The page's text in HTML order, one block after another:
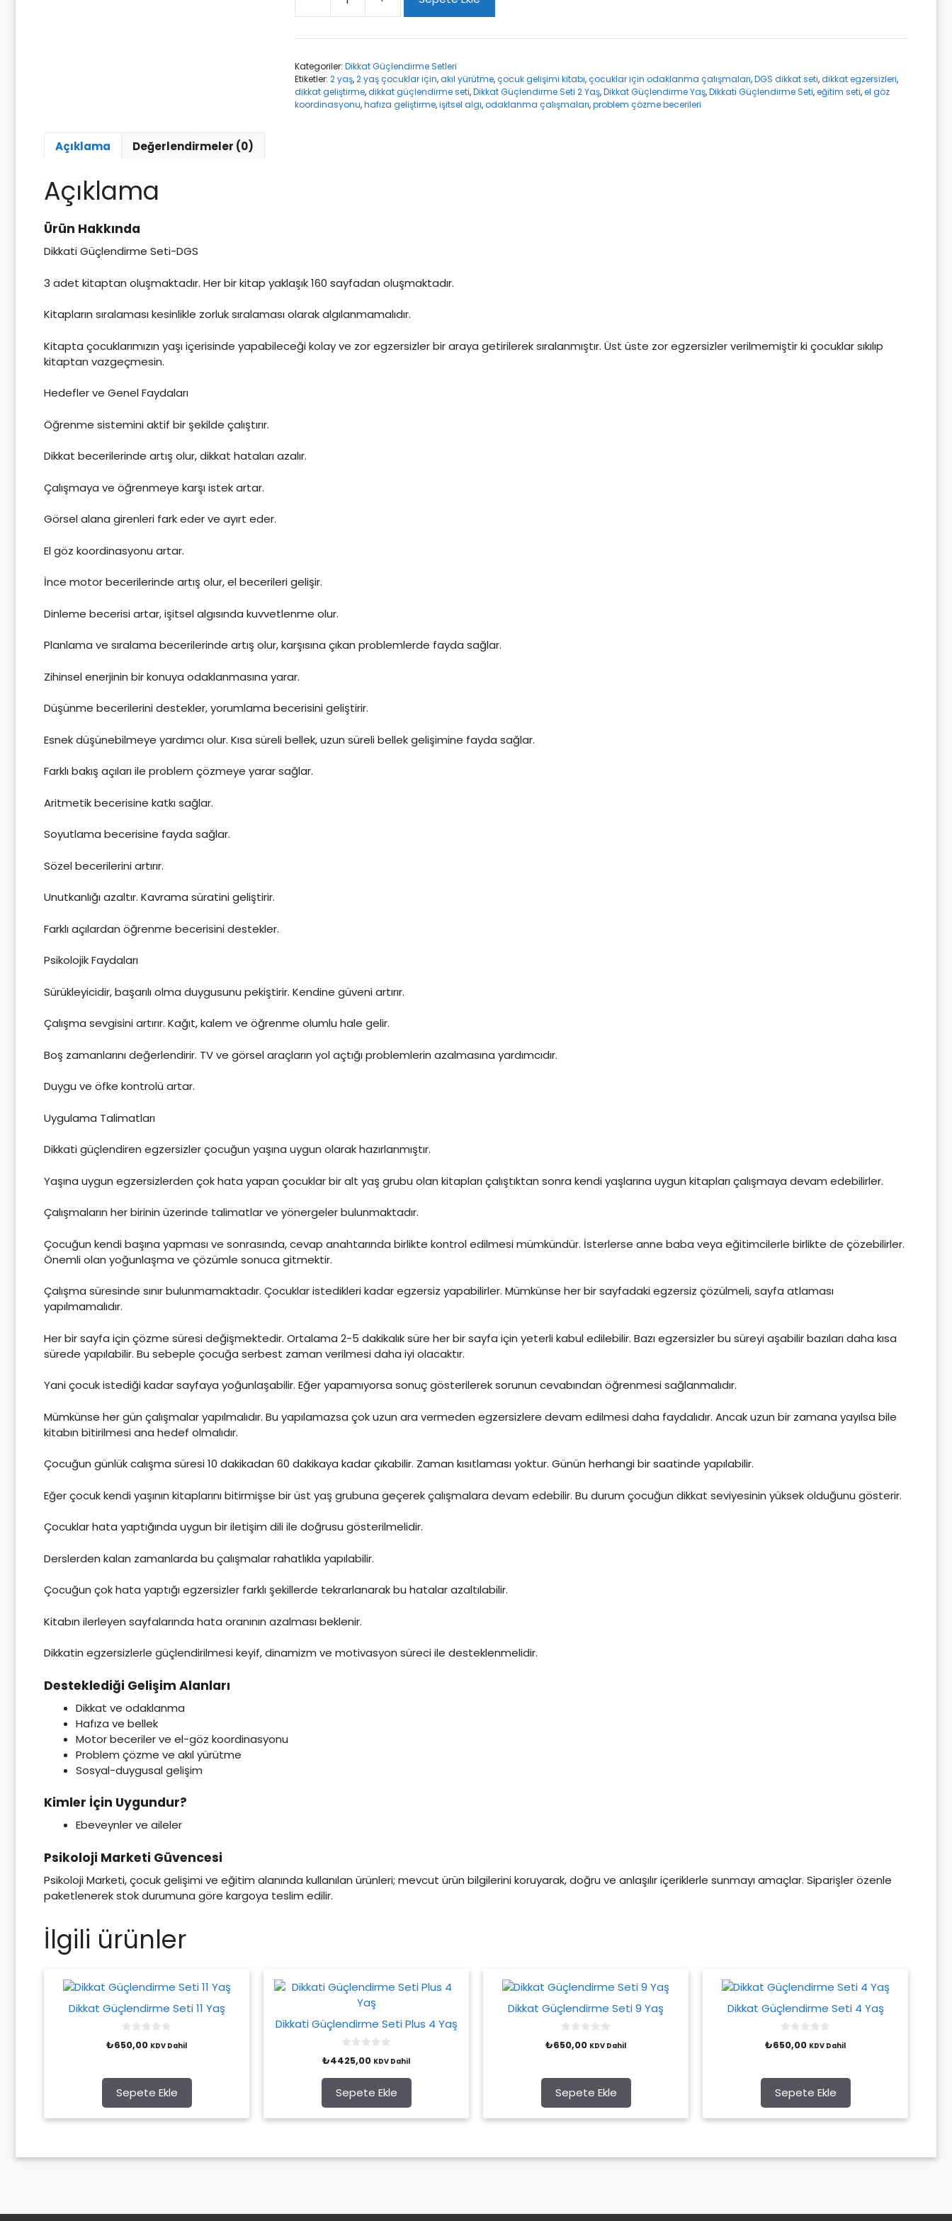
Güçlendirme
Seti
Yaş
adet
Kategoriler: Dikkat Güçlendirme Setleri
Etiketler: 2 yaş,2 yaş çocuklar için,akıl yürütme,çocuk gelişimi kitabı,çocuklar için odaklanma çalışmaları,DGS dikkat seti,dikkat egzersizleri,
dikkat geliştirme,dikkat güçlendirme seti,Dikkat Güçlendirme Seti 2 Yaş,Dikkat Güçlendirme Yaş,Dikkati Güçlendirme Seti,eğitim seti,el göz
koordinasyonu,hafıza geliştirme,işitsel algı,odaklanma çalışmaları,problem çözme becerileri
Açıklama Değerlendirmeler (0)
Açıklama
Ürün Hakkında
Dikkati Güçlendirme Seti-DGS
3 adet kitaptan oluşmaktadır. Her bir kitap yaklaşık 160 sayfadan oluşmaktadır.
Kitapların sıralaması kesinlikle zorluk sıralaması olarak algılanmamalıdır.
Kitapta çocuklarımızın yaşı içerisinde yapabileceği kolay ve zor egzersizler bir araya getirilerek sıralanmıştır. Üst üste zor egzersizler verilmemiştir ki çocuklar sıkılıp
kitaptan vazgeçmesin.
Hedefler ve Genel Faydaları
Öğrenme sistemini aktif bir şekilde çalıştırır.
Dikkat becerilerinde artış olur, dikkat hataları azalır.
Çalışmaya ve öğrenmeye karşı istek artar.
Görsel alana girenleri fark eder ve ayırt eder.
El göz koordinasyonu artar.
İnce motor becerilerinde artış olur, el becerileri gelişir.
Dinleme becerisi artar, işitsel algısında kuvvetlenme olur.
Planlama ve sıralama becerilerinde artış olur, karşısına çıkan problemlerde fayda sağlar.
Zihinsel enerjinin bir konuya odaklanmasına yarar.
Düşünme becerilerini destekler, yorumlama becerisini geliştirir.
Esnek düşünebilmeye yardımcı olur. Kısa süreli bellek, uzun süreli bellek gelişimine fayda sağlar.
Farklı bakış açıları ile problem çözmeye yarar sağlar.
Aritmetik becerisine katkı sağlar.
Soyutlama becerisine fayda sağlar.
Sözel becerilerini artırır.
Unutkanlığı azaltır. Kavrama süratini geliştirir.
Farklı açılardan öğrenme becerisini destekler.
Psikolojik Faydaları
Sürükleyicidir, başarılı olma duygusunu pekiştirir. Kendine güveni artırır.
Çalışma sevgisini artırır. Kağıt, kalem ve öğrenme olumlu hale gelir.
Boş zamanlarını değerlendirir. TV ve görsel araçların yol açtığı problemlerin azalmasına yardımcıdır.
Duygu ve öfke kontrolü artar.
Uygulama Talimatları
Dikkati güçlendiren egzersizler çocuğun yaşına uygun olarak hazırlanmıştır.
Yaşına uygun egzersizlerden çok hata yapan çocuklar bir alt yaş grubu olan kitapları çalıştıktan sonra kendi yaşlarına uygun kitapları çalışmaya devam edebilirler.
Çalışmaların her birinin üzerinde talimatlar ve yönergeler bulunmaktadır.
Çocuğun kendi başına yapması ve sonrasında, cevap anahtarında birlikte kontrol edilmesi mümkündür. İsterlerse anne baba veya eğitimcilerle birlikte de çözebilirler.
Önemli olan yoğunlaşma ve çözümle sonuca gitmektir.
Çalışma süresinde sınır bulunmamaktadır. Çocuklar istedikleri kadar egzersiz yapabilirler. Mümkünse her bir sayfadaki egzersiz çözülmeli, sayfa atlaması
yapılmamalıdır.
Her bir sayfa için çözme süresi değişmektedir. Ortalama 2-5 dakikalık süre her bir sayfa için yeterli kabul edilebilir. Bazı egzersizler bu süreyi aşabilir bazıları daha kısa
sürede yapılabilir. Bu sebeple çocuğa serbest zaman verilmesi daha iyi olacaktır.
Yani çocuk istediği kadar sayfaya yoğunlaşabilir. Eğer yapamıyorsa sonuç gösterilerek sorunun cevabından öğrenmesi sağlanmalıdır.
Mümkünse her gün çalışmalar yapılmalıdır. Bu yapılamazsa çok uzun ara vermeden egzersizlere devam edilmesi daha faydalıdır. Ancak uzun bir zamana yayılsa bile
kitabın bitirilmesi ana hedef olmalıdır.
Çocuğun günlük calışma süresi 10 dakikadan 60 dakikaya kadar çıkabilir. Zaman kısıtlaması yoktur. Günün herhangi bir saatinde yapılabilir.
Eğer çocuk kendi yaşının kitaplarını bitirmişse bir üst yaş grubuna geçerek çalışmalara devam edebilir. Bu durum çocuğun dikkat seviyesinin yüksek olduğunu gösterir.
Çocuklar hata yaptığında uygun bir iletişim dili ile doğrusu gösterilmelidir.
Derslerden kalan zamanlarda bu çalışmalar rahatlıkla yapılabilir.
Çocuğun çok hata yaptığı egzersizler farklı şekillerde tekrarlanarak bu hatalar azaltılabilir.
Kitabın ilerleyen sayfalarında hata oranının azalması beklenir.
Dikkatin egzersizlerle güçlendirilmesi keyif, dinamizm ve motivasyon süreci ile desteklenmelidir.
Desteklediği Gelişim Alanları
Dikkat ve odaklanma
Hafıza ve bellek
Motor beceriler ve el-göz koordinasyonu
Problem çözme ve akıl yürütme
Sosyal-duygusal gelişim
Kimler İçin Uygundur?
Ebeveynler ve aileler
Psikoloji Marketi Güvencesi
Psikoloji Marketi, çocuk gelişimi ve eğitim alanında kullanılan ürünleri; mevcut ürün bilgilerini koruyarak, doğru ve anlaşılır içeriklerle sunmayı amaçlar. Siparişler özenle
paketlenerek stok durumuna göre kargoya teslim edilir.
İlgili ürünler
Dikkat Güçlendirme Seti 11 Yaş
o
5
₺650,00 KDV Dahil
Sepete Ekle
Dikkati Güçlendirme Seti Plus 4 Yaş
o
t
o
f
5
₺4425,00 KDV Dahil
Sepete Ekle
Dikkat Güçlendirme Seti 9 Yaş
o
5
₺650,00 KDV Dahil
Sepete Ekle
Dikkat Güçlendirme Seti 4 Yaş
o
5
₺650,00 KDV Dahil
Sepete Ekle